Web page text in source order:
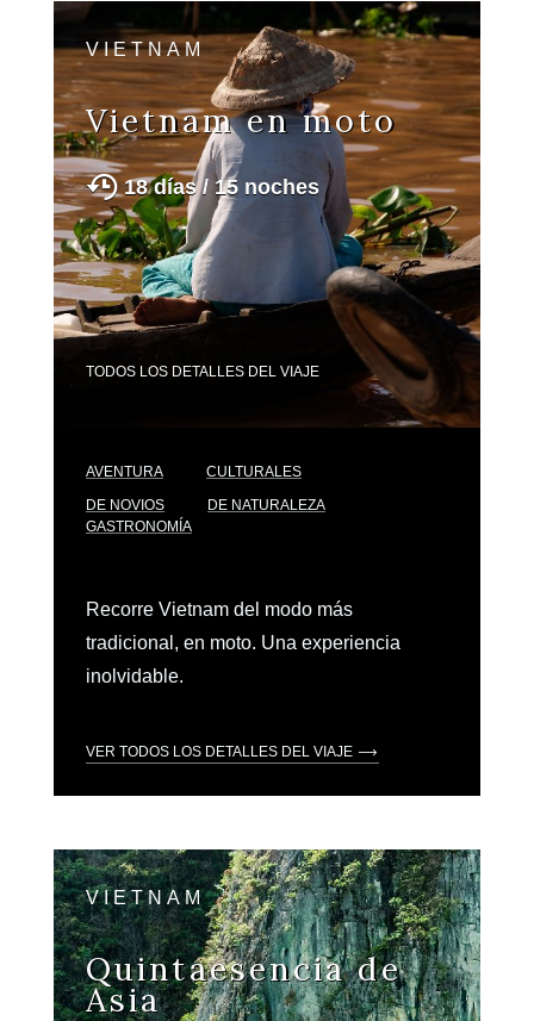
VIETNAM
Vietnam en moto
18 días / 15 noches
TODOS LOS DETALLES DEL VIAJE
AVENTURA CULTURALES
DE NOVIOS
DE NATURALEZA
GASTRONOMÍA
Recorre Vietnam del modo más
tradicional, en moto. Una experiencia
inolvidable.
VER TODOS LOS DETALLES DEL VIAJE
VIETNAM
Quintaesencia de
Asia